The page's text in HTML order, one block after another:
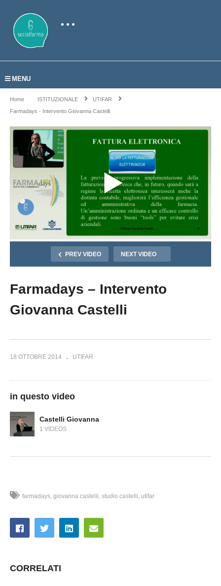
MENU
Home ISTITUZIONALE
UTIFAR
Farmadays - Intervento Giovanna Castelli
PREV VIDEO NEXT VIDEO
Farmadays – Intervento
Giovanna Castelli
18 OTTOBRE 2014 UTIFAR
in questo video
Castelli Giovanna
1 VIDEOS
farmadays giovanna castelli studio castelli utifar
CORRELATI